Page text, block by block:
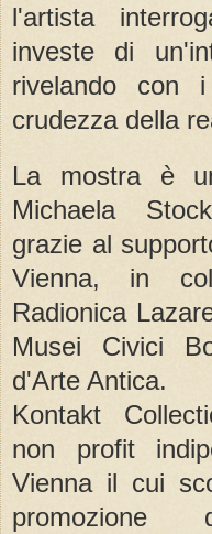
l'artista
investe di
rivelando con
crudezza della
La mostra è
Michaela
grazie al
Vienna, in
Radionica
Musei Civici
d'Arte Antica.
Kontakt
non profit
Vienna il cui
promozione